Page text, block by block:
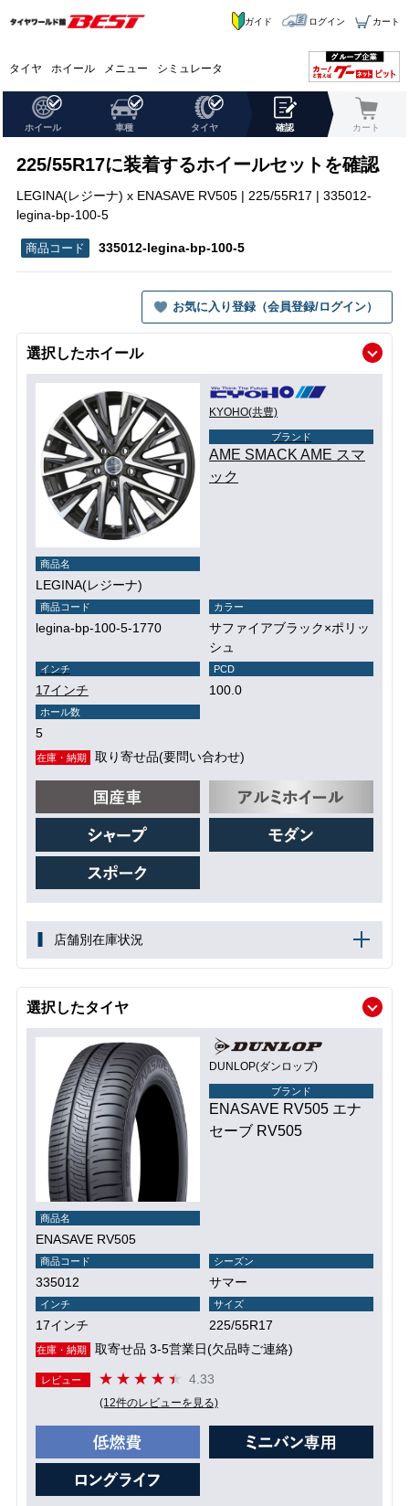
タイヤ ホイール メニュー シミュレータ
ガイド ログイン カート
ホイール 車種 タイヤ 確認 カート
225/55R17に装着するホイールセットを確認
LEGINA(レジーナ) x ENASAVE RV505 | 225/55R17 | 335012-
legina-bp-100-5
335012-legina-bp-100-5
お気に入り登録（会員登録/ログイン）
選択したホイール
KYOHO(共豊)
ブランド
AME SMACK AME スマ
ック
商品名
LEGINA(レジーナ)
商品コード
legina-bp-100-5-1770
カラー
サファイアブラック×ポリッ
シュ
インチ
17インチ
PCD
100.0
ホール数
5
在庫・納期 取り寄せ品(要問い合わせ)
店舗別在庫状況
選択したタイヤ
DUNLOP(ダンロップ)
ブランド
ENASAVE RV505 エナ
セーブ RV505
商品名
ENASAVE RV505
商品コード
335012
シーズン
サマー
インチ
17インチ
サイズ
225/55R17
在庫・納期 取寄せ品 3-5営業日(欠品時ご連絡)
レビュー 4.33
(12件のレビューを見る)